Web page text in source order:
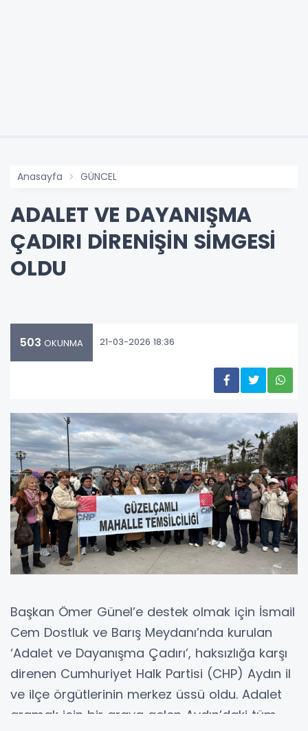
Anasayfa GÜNCEL
ADALET VE DAYANIŞMA
ÇADIRI DİRENİŞİN SİMGESİ
OLDU
503 OKUNMA 21-03-2026 18:36
Başkan Ömer Günel’e destek olmak için İsmail
Cem Dostluk ve Barış Meydanı’nda kurulan
‘Adalet ve Dayanışma Çadırı’, haksızlığa karşı
direnen Cumhuriyet Halk Partisi (CHP) Aydın il
ve ilçe örgütlerinin merkez üssü oldu. Adalet
aramak için bir araya gelen Aydın’daki tüm